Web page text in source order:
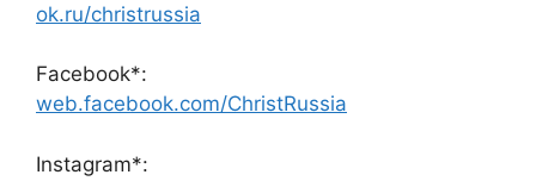
ok.ru/christrussia
Facebook*:
web.facebook.com/ChristRussia
Instagram*: